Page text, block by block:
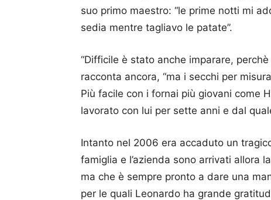
suo primo maestro: “le prime notti mi
sedia mentre tagliavo le patate”.
“Difficile è stato anche imparare,
racconta ancora, “ma i secchi per
Più facile con i fornai più giovani come
lavorato con lui per sette anni e dal
Intanto nel 2006 era accaduto un
famiglia e l’azienda sono arrivati allora
ma che è sempre pronto a dare una
per le quali Leonardo ha grande